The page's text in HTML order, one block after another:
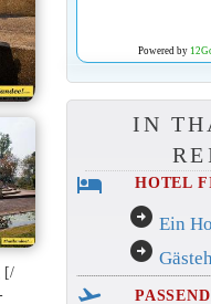
[/
Powered by
IN
hotel HOTEL
arrow_circle_right Ein
arrow_circle_right
flight_takeoff